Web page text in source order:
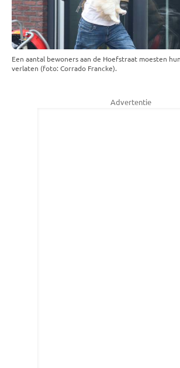
Een aantal bewoners aan de Hoefstraat moesten
verlaten (foto: Corrado Francke).
Advertentie